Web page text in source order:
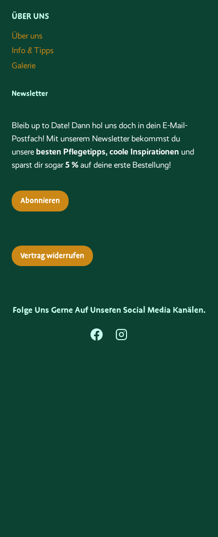
ÜBER UNS
Über uns
Info & Tipps
Galerie
Newsletter
Bleib up to Date! Dann hol uns doch in dein E-Mail-
Postfach! Mit unserem Newsletter bekommst du
unsere besten Pflegetipps, coole Inspirationen und
sparst dir sogar5 % auf deine erste Bestellung!
Abonnieren
Vertrag widerrufen
Folge Uns Gerne Auf Unseren Social Media Kanälen.